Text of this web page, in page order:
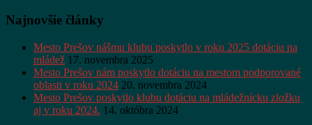
Najnovšie články
Mesto Prešov nášmu klubu poskytlo v roku 2025 dotáciu na
mládež 17. novembra 2025
Mesto Prešov nám poskytlo dotáciu na mestom podporované
oblasti v roku 2024 20. novembra 2024
Mesto Prešov poskytlo klubu dotáciu na mládežnícku zložku
aj v roku 2024. 14. októbra 2024